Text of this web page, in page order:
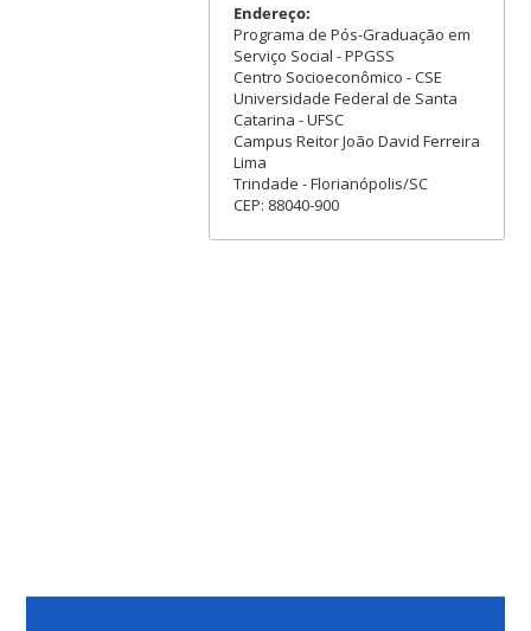
Endereço:
Programa de Pós-Graduação em
Serviço Social - PPGSS
Centro Socioeconômico - CSE
Universidade Federal de Santa
Catarina - UFSC
Campus Reitor João David Ferreira
Lima
Trindade - Florianópolis/SC
CEP: 88040-900